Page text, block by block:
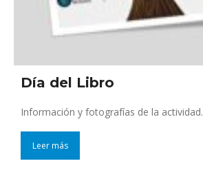
Día del Libro
Información y fotografías de la actividad.
Leer más